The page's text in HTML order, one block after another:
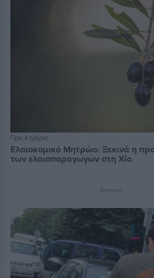
Πριν 4 ημέρες
Ελαιοκομικό Μητρώο: Ξεκινά η
των ελαιοπαραγωγών στη Χίο
Διαφήμιση